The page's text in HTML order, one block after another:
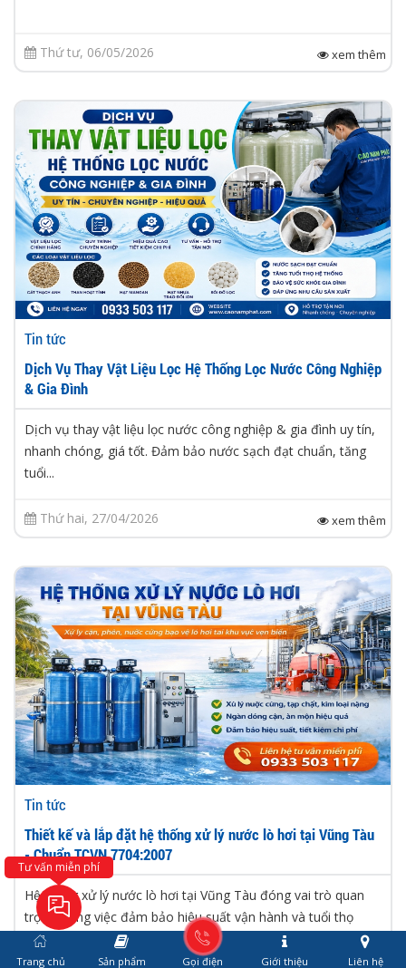
Thứ tư, 06/05/2026 xem thêm
Tin tức
Dịch Vụ Thay Vật Liệu Lọc Hệ Thống Lọc Nước Công Nghiệp
& Gia Đình
Dịch vụ thay vật liệu lọc nước công nghiệp & gia đình uy tín,
nhanh chóng, giá tốt. Đảm bảo nước sạch đạt chuẩn, tăng
tuổi...
Thứ hai, 27/04/2026 xem thêm
Tin tức
Thiết kế và lắp đặt hệ thống xử lý nước lò hơi tại Vũng Tàu
- Chuẩn TCVN 7704:2007
Hệ thống xử lý nước lò hơi tại Vũng Tàu đóng vai trò quan
trọng trong việc đảm bảo hiệu suất vận hành và tuổi thọ
thiết...
Tư vấn miễn phí
Trang chủ Sản phẩm Gọi điện Giới thiệu Liên hệ